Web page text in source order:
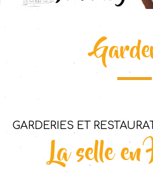
Garderies et
La selle